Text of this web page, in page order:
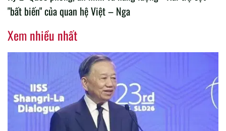
"bất biến" của quan hệ Việt – Nga
Xem nhiều nhất